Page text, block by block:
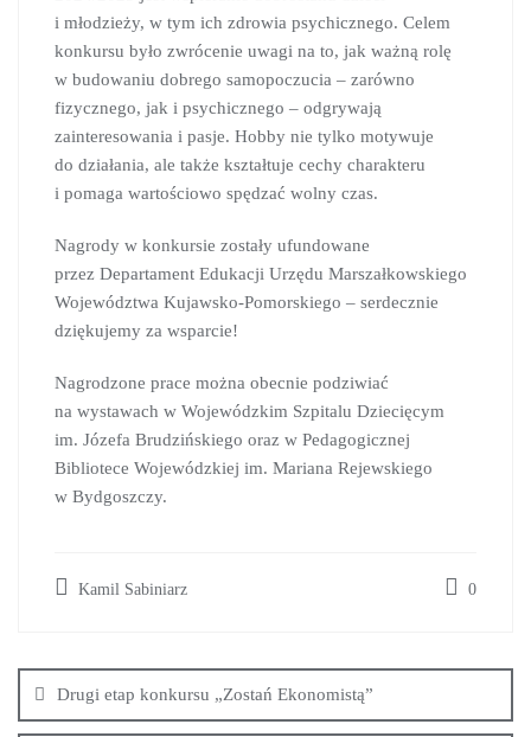
i młodzieży, w tym ich zdrowia psychicznego. Celem
konkursu było zwrócenie uwagi na to, jak ważną rolę
w budowaniu dobrego samopoczucia – zarówno
fizycznego, jak i psychicznego – odgrywają
zainteresowania i pasje. Hobby nie tylko motywuje
do działania, ale także kształtuje cechy charakteru
i pomaga wartościowo spędzać wolny czas.
Nagrody w konkursie zostały ufundowane
przez Departament Edukacji Urzędu Marszałkowskiego
Województwa Kujawsko-Pomorskiego – serdecznie
dziękujemy za wsparcie!
Nagrodzone prace można obecnie podziwiać
na wystawach w Wojewódzkim Szpitalu Dziecięcym
im. Józefa Brudzińskiego oraz w Pedagogicznej
Bibliotece Wojewódzkiej im. Mariana Rejewskiego
w Bydgoszczy.
Kamil Sabiniarz 0
Drugi etap konkursu „Zostań Ekonomistą”